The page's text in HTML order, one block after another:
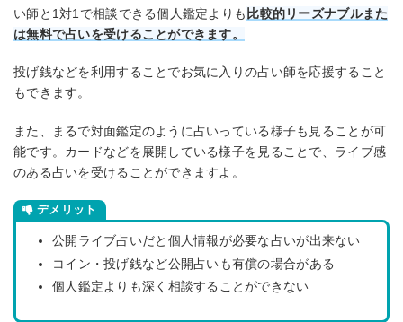
い師と1対1で相談できる個人鑑定よりも 比較的リーズナブルまた
は無料で占いを受けることができます。
投げ銭などを利用することでお気に入りの占い師を応援すること
もできます。
また、まるで対面鑑定のように占いっている様子も見ることが可
能です。カードなどを展開している様子を見ることで、ライブ感
のある占いを受けることができますよ。
デメリット
公開ライブ占いだと個人情報が必要な占いが出来ない
コイン・投げ銭など公開占いも有償の場合がある
個人鑑定よりも深く相談することができない